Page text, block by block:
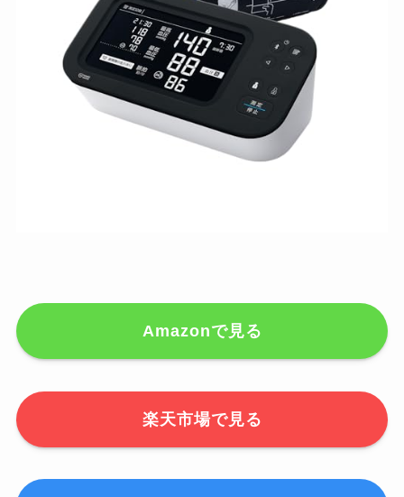
Amazonで見る
楽天市場で見る